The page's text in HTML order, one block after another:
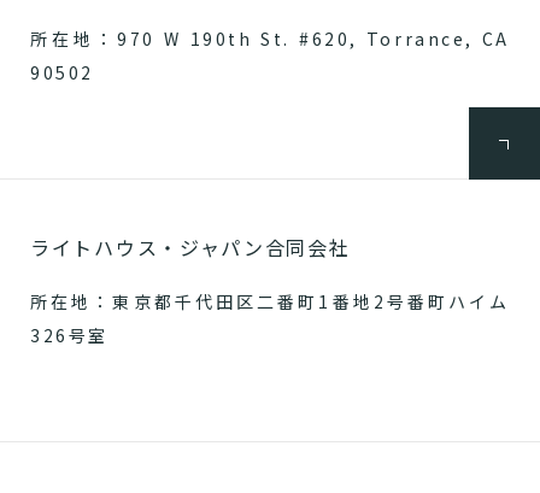
所在地：970 W 190th St. #620, Torrance, CA
90502
ライトハウス・ジャパン合同会社
所在地：東京都千代田区二番町1番地2号番町ハイム
326号室